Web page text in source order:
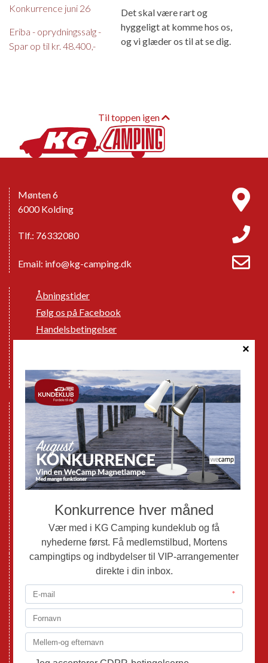
Konkurrence juni 26
Eriba - oprydningssalg -
Spar op til kr. 48.400,-
Det skal være rart og
hyggeligt at komme hos os,
og vi glæder os til at se dig.
Til toppen igen
Mønten 6
6000 Kolding
Tlf.: 76332080
Email: info@kg-camping.dk
Åbningstider
Følg os på Facebook
Handelsbetingelser
GPDR - Optagelse af foto og video
Nye Campingvogne
Nye Autocampere og Vans
Brugte Campingvogne
Brugte Autocampere og Vans
Webshop
Mortens Campingtips
KG Camping Kundeklub
Nyheder
Adria
Adria Autocampere
Eriba
Fendt
Hobby